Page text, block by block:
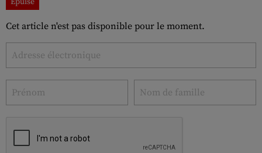
Cet article n'est pas disponible pour le moment.